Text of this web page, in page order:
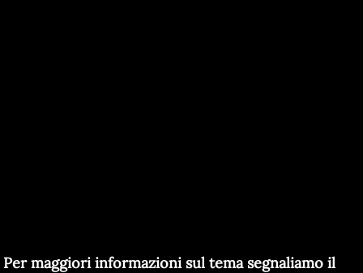
Per maggiori informazioni sul tema segnaliamo il